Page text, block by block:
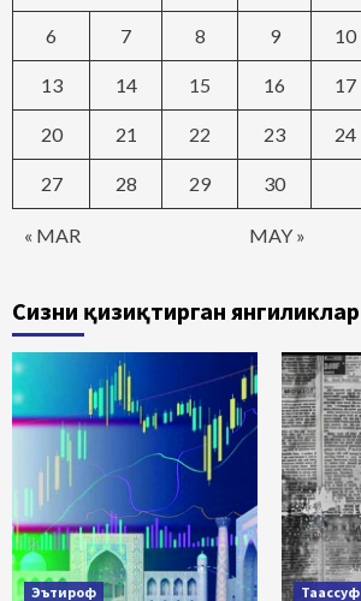
« MAR MAY »
6 7 8 9 10
13 14 15 16 17
20 21 22 23 24
27 28 29 30
Сизни қизиқтирган янгиликлар
Эътироф Таассуф